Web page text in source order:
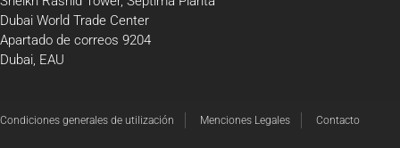
Dubai World Trade Center
Apartado de correos 9204
Dubai, EAU
Condiciones generales de utilización Menciones Legales Contacto